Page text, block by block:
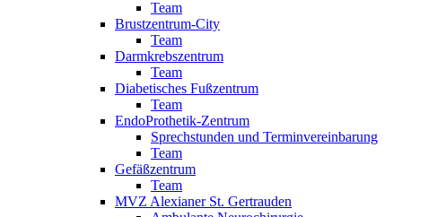
Team
Brustzentrum-City
Team
Darmkrebszentrum
Team
Diabetisches Fußzentrum
Team
EndoProthetik-Zentrum
Sprechstunden und Terminvereinbarung
Team
Gefäßzentrum
Team
MVZ Alexianer St. Gertrauden